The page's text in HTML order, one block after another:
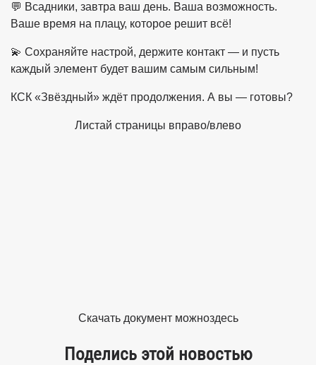
💬 Всадники, завтра ваш день. Ваша возможность.
Ваше время на плацу, которое решит всё!
💫 Сохраняйте настрой, держите контакт — и пусть
каждый элемент будет вашим самым сильным!
КСК «Звёздный» ждёт продолжения. А вы — готовы?
Листай страницы вправо/влево
Скачать документ можноздесь
Поделись этой новостью